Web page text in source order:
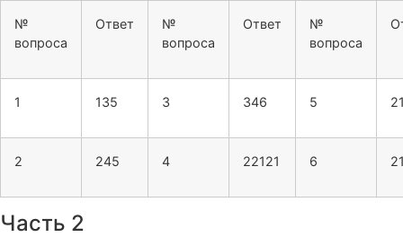
№
вопроса
Ответ
№
вопроса
Ответ
№
вопроса
1 135 3 346 5
2 245 4 22121 6
Часть 2